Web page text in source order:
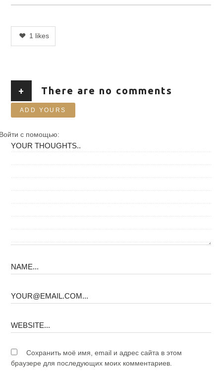
1 likes
+ There are no comments
ADD YOURS
с помощью:
Сохранить моё имя, email и адрес сайта в этом
браузере для последующих моих комментариев.